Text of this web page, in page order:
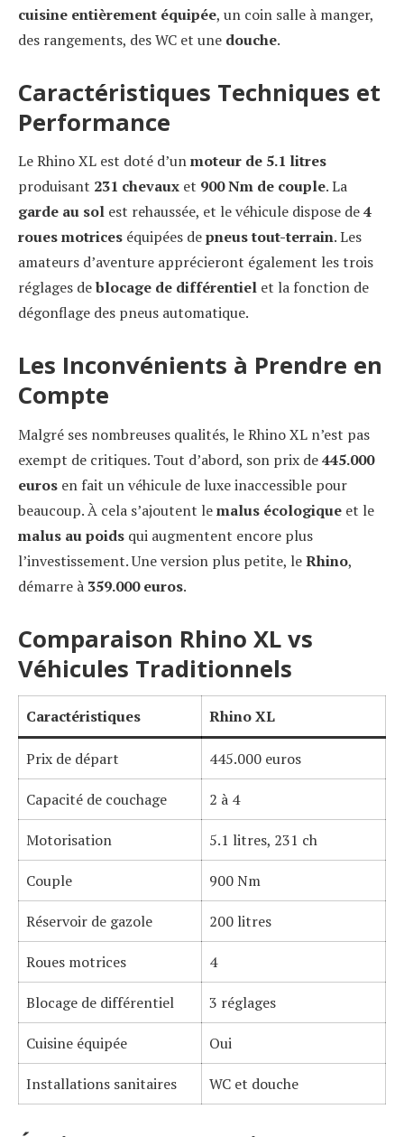
cuisine entièrement équipée, un coin salle à manger,
des rangements, des WC et une douche.
Caractéristiques Techniques et
Performance
Le Rhino XL est doté d’unmoteur de 5.1 litres
produisant 231 chevaux et 900 Nm de couple. La
garde au sol est rehaussée, et le véhicule dispose de4
roues motrices équipées depneus tout-terrain. Les
amateurs d’aventure apprécieront également les trois
réglages deblocage de différentiel et la fonction de
dégonflage des pneus automatique.
Les Inconvénients à Prendre en
Compte
Malgré ses nombreuses qualités, le Rhino XL n’est pas
exempt de critiques. Tout d’abord, son prix de445.000
euros en fait un véhicule de luxe inaccessible pour
beaucoup. À cela s’ajoutent lemalus écologique et le
malus au poids qui augmentent encore plus
l’investissement. Une version plus petite, leRhino,
démarre à 359.000 euros.
Comparaison Rhino XL vs
Véhicules Traditionnels
Caractéristiques Rhino XL
Prix de départ 445.000 euros
Capacité de couchage 2 à 4
Motorisation 5.1 litres, 231 ch
Couple 900 Nm
Réservoir de gazole 200 litres
Roues motrices 4
Blocage de différentiel 3 réglages
Cuisine équipée Oui
Installations sanitaires WC et douche